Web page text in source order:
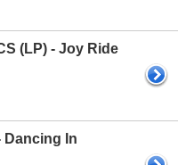
(LP) - Joy Ride
Dancing In